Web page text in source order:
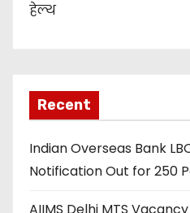
हेल्थ
Recent
Indian Overseas Bank
Notification Out for 250